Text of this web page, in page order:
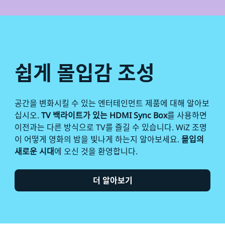
쉽게 몰입감 조성
공간을 변화시킬 수 있는 엔터테인먼트 제품에 대해 알아보
십시오. TV 백라이트가 있는 HDMI Sync Box를 사용하면
이전과는 다른 방식으로 TV를 즐길 수 있습니다. WiZ 조명
이 어떻게 영화의 밤을 빛나게 하는지 알아보세요. 몰입의
새로운 시대에 오신 것을 환영합니다.
더 알아보기